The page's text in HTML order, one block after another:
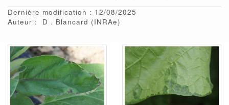
Dernière modification : 12/08/2025
Auteur :
D Blancard (INRAe)